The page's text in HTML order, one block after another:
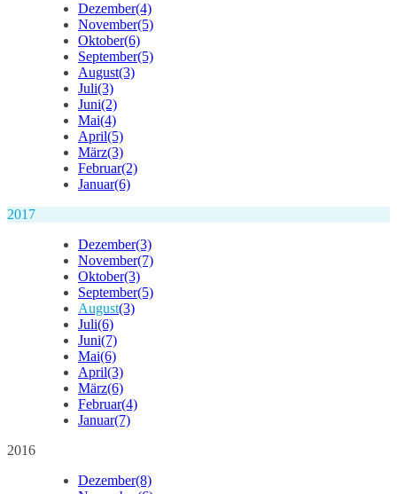
Dezember(4)
November(5)
Oktober(6)
September(5)
August(3)
Juli(3)
Juni(2)
Mai(4)
April(5)
März(3)
Februar(2)
Januar(6)
2017
Dezember(3)
November(7)
Oktober(3)
September(5)
August(3)
Juli(6)
Juni(7)
Mai(6)
April(3)
März(6)
Februar(4)
Januar(7)
2016
Dezember(8)